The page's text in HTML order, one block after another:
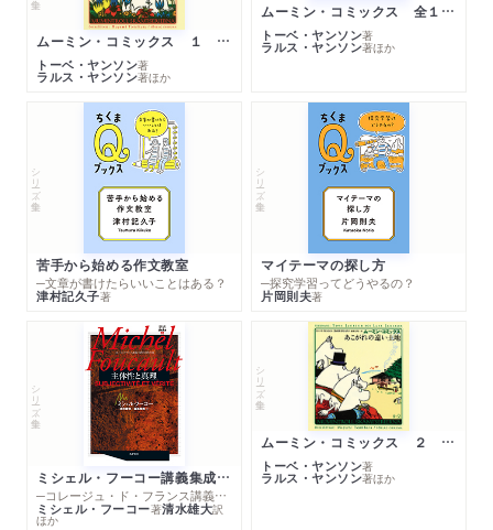
ムーミン・コミックス １ 黄金のしっぽ
トーベ・ヤンソン著
ラルス・ヤンソン著ほか
ムーミン・コミックス 全１４巻セット
トーベ・ヤンソン著
ラルス・ヤンソン著ほか
シリーズ・全集
苦手から始める作文教室
─文章が書けたらいいことはある？
津村記久子著
シリーズ・全集
マイテーマの探し方
─探究学習ってどうやるの？
片岡則夫著
シリーズ・全集
ミシェル・フーコー講義集成１０ 主体性と真理
─コレージュ・ド・フランス講義１９８０－１９８１年度
ミシェル・フーコー著清水雄大訳
ほか
シリーズ・全集
ムーミン・コミックス ２ あこがれの遠い土地
トーベ・ヤンソン著
ラルス・ヤンソン著ほか